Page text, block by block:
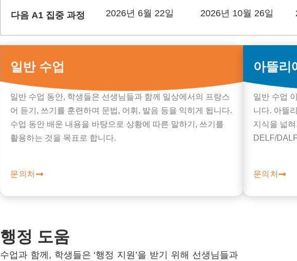
다음 A1 집중 과정 2026년 6월 22일 2026년 10월 26일
일반 수업
일반 수업 동안, 학생들은 선생님들과 함께 일상에서의 프랑스
어 듣기, 쓰기를 훈련하며 문법, 어휘, 발음 등을 익히게 됩니다.
수업 동안 배운 내용을 바탕으로 상황에 따른 말하기, 쓰기를
활용하는 것을 목표로 합니다.
문의처
아뜰리
일반 수업
니다. 아뜰
지식을 넓
DELF/
문의처
행정 도움
수업과 함께, 학생들은 ‘행정 지원’을 받기 위해 선생님들과